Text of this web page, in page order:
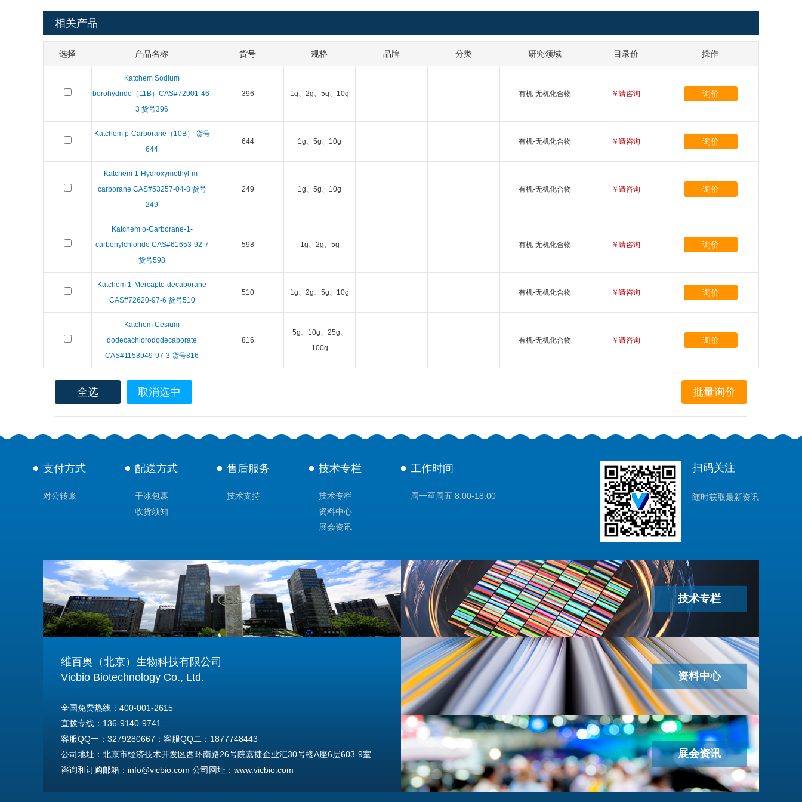
相关产品
选择 产品名称 货号 规格 品牌 分类 研究领域 目录价 操作
Katchem Sodium
borohydride（11B）CAS#72901-46-
3 货号396
396 1g、2g、5g、10g 有机-无机化合物 ￥请咨询 询价
Katchem p-Carborane（10B） 货号
644
644 1g、5g、10g 有机-无机化合物 ￥请咨询 询价
Katchem 1-Hydroxymethyl-m-
carborane CAS#53257-04-8 货号
249
249 1g、5g、10g 有机-无机化合物 ￥请咨询 询价
Katchem o-Carborane-1-
carbonylchloride CAS#61653-92-7
货号598
598 1g、2g、5g 有机-无机化合物 ￥请咨询 询价
Katchem 1-Mercapto-decaborane
CAS#72620-97-6 货号510
510 1g、2g、5g、10g 有机-无机化合物 ￥请咨询 询价
Katchem Cesium
dodecachlorododecaborate
CAS#1158949-97-3 货号816
816
5g、10g、25g、
100g
有机-无机化合物 ￥请咨询 询价
全选 取消选中
支付方式
对公转账
配送方式
干冰包裹
收货须知
售后服务
技术支持
技术专栏
技术专栏
资料中心
展会资讯
工作时间
周一至周五 8:00-18:00
扫码关注
随时获取最新资讯
维百奥（北京）生物科技有限公司
Vicbio Biotechnology Co., Ltd.
全国免费热线：400-001-2615
直拨专线：136-9140-9741
客服QQ一：3279280667；客服QQ二：1877748443
公司地址：北京市经济技术开发区西环南路26号院嘉捷企业汇30号楼A座6层603-9室
咨询和订购邮箱：info@vicbio.com 公司网址：www.vicbio.com
技术专栏
资料中心
展会资讯